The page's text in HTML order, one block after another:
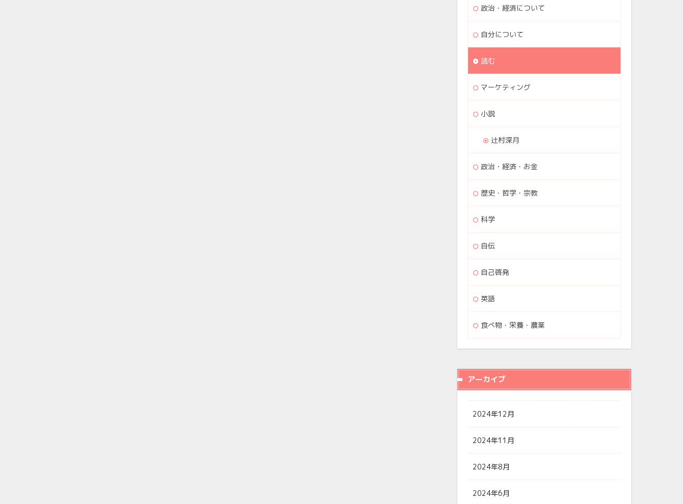
政治・経済について
自分について
読む
マーケティング
小説
辻村深月
政治・経済・お金
歴史・哲学・宗教
科学
自伝
自己啓発
英語
食べ物・栄養・農業
アーカイブ
2024年12月
2024年11月
2024年8月
2024年6月